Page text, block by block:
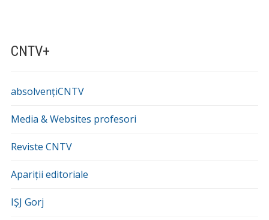
CNTV+
absolvențiCNTV
Media & Websites profesori
Reviste CNTV
Apariții editoriale
IȘJ Gorj